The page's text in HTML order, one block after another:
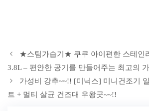
★스팀가습기★ 쿠쿠 아이편한 스테인
3.8L – 편안한 공기를 만들어주는 최고의 가
가성비 강추~~!! [미닉스] 미니건조기
트 + 멀티 살균 건조대 우왕굿~~!!